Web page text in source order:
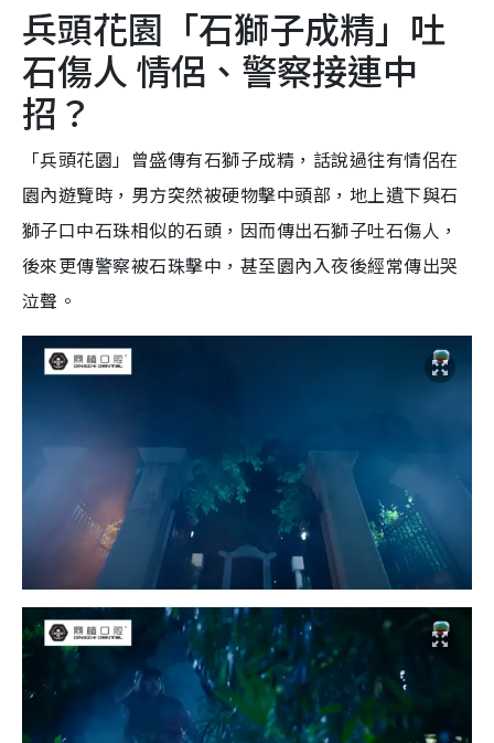
兵頭花園「石獅子成精」吐
石傷人 情侶、警察接連中
招？
「兵頭花園」曾盛傳有石獅子成精，話說過往有情侶在
園內遊覽時，男方突然被硬物擊中頭部，地上遺下與石
獅子口中石珠相似的石頭，因而傳出石獅子吐石傷人，
後來更傳警察被石珠擊中，甚至園內入夜後經常傳出哭
泣聲。